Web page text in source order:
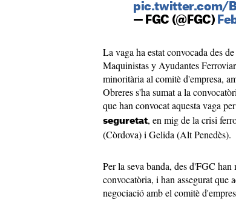
pic.twitter.com/
— FGC (@FGC)
La vaga ha estat convocada des
Maquinistas y Ayudantes
minoritària al comitè d'empresa,
Obreres s'ha sumat a la
que han convocat aquesta vaga
seguretat, en mig de la crisi
(Còrdova) i Gelida (Alt Penedès).
Per la seva banda, des d'FGC
convocatòria, i han assegurat que
negociació amb el comitè